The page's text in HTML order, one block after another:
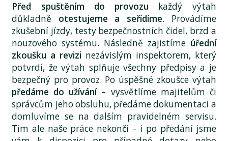
Před spuštěním do provozu každý výtah
důkladně otestujeme a seřídíme. Provádíme
zkušební jízdy, testy bezpečnostních čidel, brzd a
nouzového systému. Následně zajistíme úřední
zkoušku a revizi nezávislým inspektorem, který
potvrdí, že výtah splňuje všechny předpisy a je
bezpečný pro provoz. Po úspěšné zkoušce výtah
předáme do užívání– vysvětlíme majitelům či
správcům jeho obsluhu, předáme dokumentaci a
domluvíme se na dalším pravidelném servisu.
Tím ale naše práce nekončí – i po předání jsme